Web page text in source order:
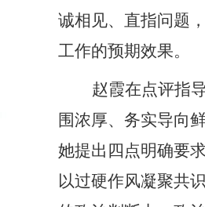
诚相见、直指问题
工作的预期效果。
赵霞在点评指
围浓厚、务实导向
她提出四点明确要
以过硬作风凝聚共